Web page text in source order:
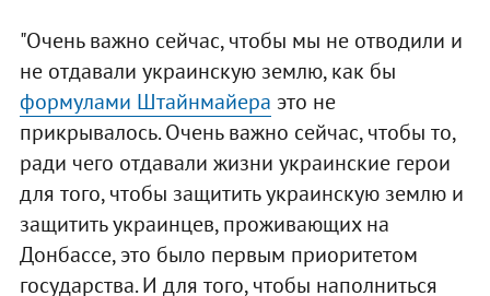
"Очень важно сейчас, чтобы мы не отводили и
не отдавали украинскую землю, как бы
формулами Штайнмайера это не
прикрывалось. Очень важно сейчас, чтобы то,
ради чего отдавали жизни украинские герои
для того, чтобы защитить украинскую землю и
защитить украинцев, проживающих на
Донбассе, это было первым приоритетом
государства. И для того, чтобы наполниться